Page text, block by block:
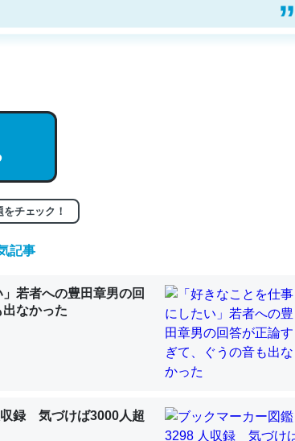
（１） - conceptualization
と英語小説100ページ分くらい。小説でいう「ずっと前
期記憶というには多い分量。進化すればするほど分かり
知らんかった。調べたらコオロギのカルシウム分はエビ
問題＝「昆虫はなぜ海にいないのか」に関する新仮説
チェック！
記事
若者への豊田章男の回
なかった
録 気づけば3000人超